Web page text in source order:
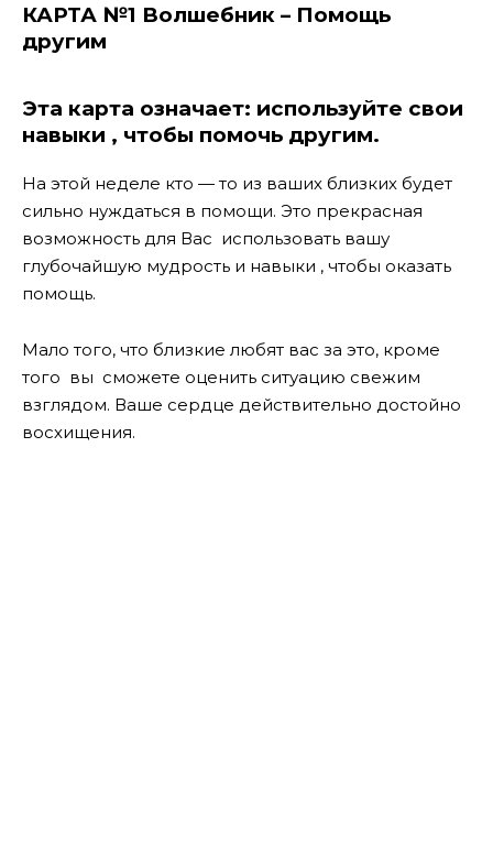
КАРТА №1 Волшебник – Помощь
другим
Эта карта означает: используйте свои
навыки , чтобы помочь другим.
На этой неделе кто — то из ваших близких будет
сильно нуждаться в помощи. Это прекрасная
возможность для Вас использовать вашу
глубочайшую мудрость и навыки , чтобы оказать
помощь.
Мало того, что близкие любят вас за это, кроме
того вы сможете оценить ситуацию свежим
взглядом. Ваше сердце действительно достойно
восхищения.